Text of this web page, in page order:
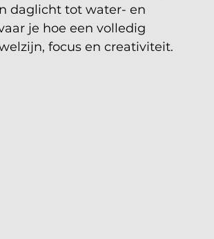
daglicht tot water- en
je hoe een volledig
focus en creativiteit.